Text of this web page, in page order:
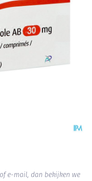
e-mail, dan bekijken we